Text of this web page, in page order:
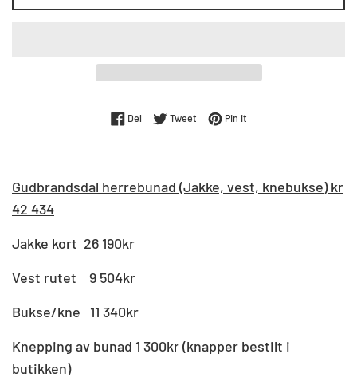
DelDel på Facebook
TweetTweet på Twitter
Pin itPin på Pinterest
Gudbrandsdal herrebunad (Jakke, vest, knebukse) kr
42 434
Jakke kort 26 190kr
Vest rutet 9 504kr
Bukse/kne 11 340kr
Knepping av bunad 1 300kr(knapper bestilt i
butikken)